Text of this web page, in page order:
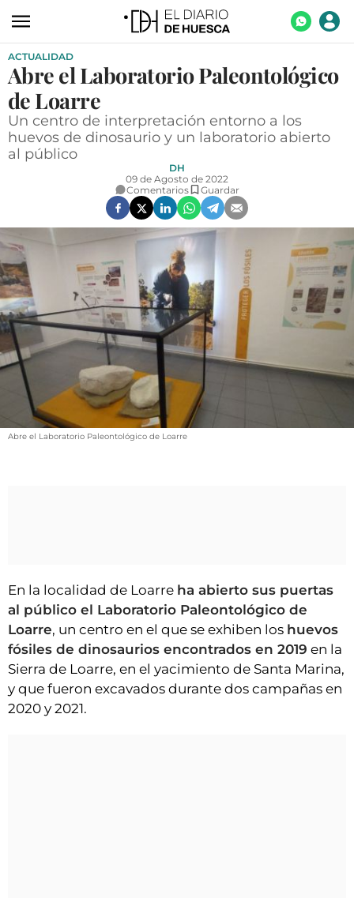
ACTUALIDAD
ECONOMÍA
TECNOLOGÍA
TURISMO
CULTURA
SOCIEDAD
OPINIÓN
GALERÍAS
VÍDEOS
CONTACTAR
FIESTAS EN EL ALTO ARAGÓN
FIESTAS DE SAN LORENZO
ESQUELAS
CLUB DEL AMIGO MILITANTE
INICIAR SESIÓN
ACTUALIDAD
Abre el Laboratorio Paleontológico
de Loarre
Un centro de interpretación entorno a los
huevos de dinosaurio y un laboratorio abierto
al público
DH
09 de Agosto de 2022
Comentarios
Guardar
Abre el Laboratorio Paleontológico de Loarre
En la localidad de Loarre ha abierto sus puertas
al público el Laboratorio Paleontológico de
Loarre, un centro en el que se exhiben los huevos
fósiles de dinosaurios encontrados en 2019 en la
Sierra de Loarre, en el yacimiento de Santa Marina,
y que fueron excavados durante dos campañas en
2020 y 2021.